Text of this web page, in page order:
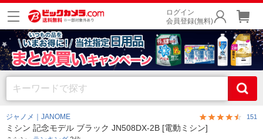
ログイン
会員登録(無料)
ジャノメ｜JANOME 151
ミシン 記念モデル ブラック JN508DX-2B [電動ミシン]